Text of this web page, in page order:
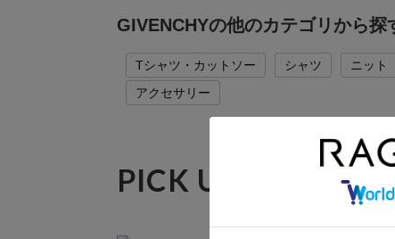
GIVENCHYの他のカテゴリから探
Tシャツ・カットソー シャツ ニット
アクセサリー
PICK UP BRAND